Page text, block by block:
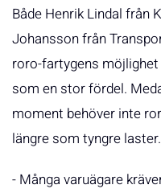
Både Henrik Lindal från
Johansson från
roro-fartygens
som en stor fördel.
moment behöver inte
längre som tyngre laster.
- Många varuägare